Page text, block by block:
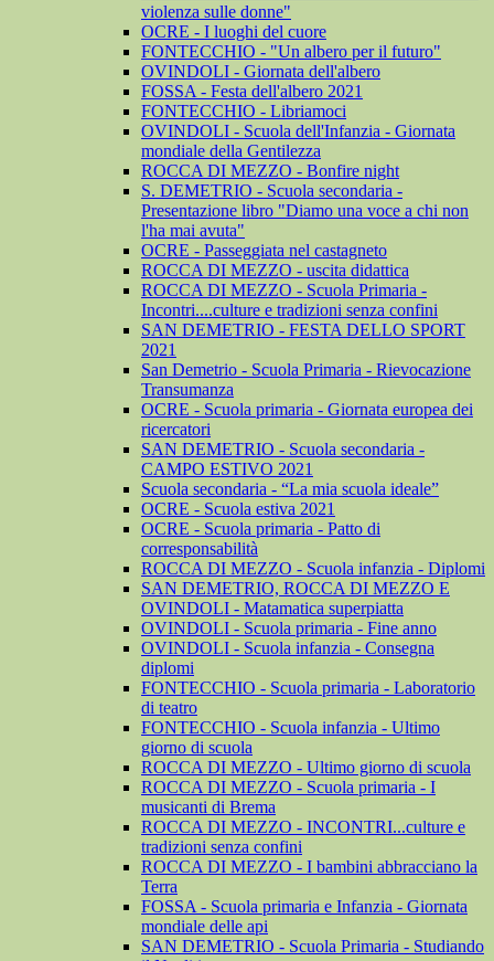
violenza sulle donne"
OCRE - I luoghi del cuore
FONTECCHIO - "Un albero per il futuro"
OVINDOLI - Giornata dell'albero
FOSSA - Festa dell'albero 2021
FONTECCHIO - Libriamoci
OVINDOLI - Scuola dell'Infanzia - Giornata
mondiale della Gentilezza
ROCCA DI MEZZO - Bonfire night
S. DEMETRIO - Scuola secondaria -
Presentazione libro "Diamo una voce a chi non
l'ha mai avuta"
OCRE - Passeggiata nel castagneto
ROCCA DI MEZZO - uscita didattica
ROCCA DI MEZZO - Scuola Primaria -
Incontri....culture e tradizioni senza confini
SAN DEMETRIO - FESTA DELLO SPORT
2021
San Demetrio - Scuola Primaria - Rievocazione
Transumanza
OCRE - Scuola primaria - Giornata europea dei
ricercatori
SAN DEMETRIO - Scuola secondaria -
CAMPO ESTIVO 2021
Scuola secondaria - “La mia scuola ideale”
OCRE - Scuola estiva 2021
OCRE - Scuola primaria - Patto di
corresponsabilità
ROCCA DI MEZZO - Scuola infanzia - Diplomi
SAN DEMETRIO, ROCCA DI MEZZO E
OVINDOLI - Matamatica superpiatta
OVINDOLI - Scuola primaria - Fine anno
OVINDOLI - Scuola infanzia - Consegna
diplomi
FONTECCHIO - Scuola primaria - Laboratorio
di teatro
FONTECCHIO - Scuola infanzia - Ultimo
giorno di scuola
ROCCA DI MEZZO - Ultimo giorno di scuola
ROCCA DI MEZZO - Scuola primaria - I
musicanti di Brema
ROCCA DI MEZZO - INCONTRI...culture e
tradizioni senza confini
ROCCA DI MEZZO - I bambini abbracciano la
Terra
FOSSA - Scuola primaria e Infanzia - Giornata
mondiale delle api
SAN DEMETRIO - Scuola Primaria - Studiando